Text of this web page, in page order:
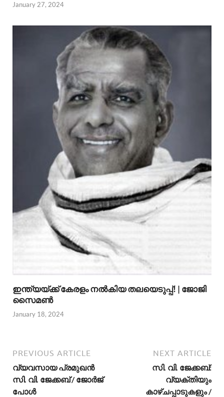
January 27, 2024
ഇന്ത്യയ്ക്ക് കേരളം നൽകിയ തലയെടുപ്പ്! | ജോജി
സൈമൺ
January 18, 2024
PREVIOUS ARTICLE
വ്യവസായ പ്രമുഖന്‍
സി. വി. ജേക്കബ് / ജോര്‍ജ്
പോള്‍
NEXT ARTICLE
സി. വി. ജേക്കബ്:
വ്യക്തിയും
കാഴ്ചപ്പാടുകളും /